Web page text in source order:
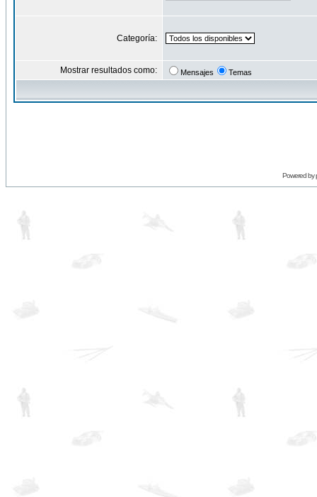
Categoría:
Mostrar resultados como: Mensajes Temas
Powered by